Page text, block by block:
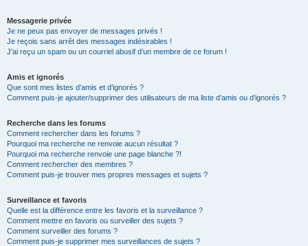
Messagerie privée
Je ne peux pas envoyer de messages privés !
Je reçois sans arrêt des messages indésirables !
J’ai reçu un spam ou un courriel abusif d’un membre de ce forum !
Amis et ignorés
Que sont mes listes d’amis et d’ignorés ?
Comment puis-je ajouter/supprimer des utilisateurs de ma liste d’amis ou d’ignorés ?
Recherche dans les forums
Comment rechercher dans les forums ?
Pourquoi ma recherche ne renvoie aucun résultat ?
Pourquoi ma recherche renvoie une page blanche ?!
Comment rechercher des membres ?
Comment puis-je trouver mes propres messages et sujets ?
Surveillance et favoris
Quelle est la différence entre les favoris et la surveillance ?
Comment mettre en favoris ou surveiller des sujets ?
Comment surveiller des forums ?
Comment puis-je supprimer mes surveillances de sujets ?